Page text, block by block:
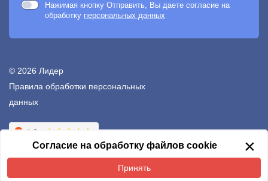
Нажимая кнопку Отправить, Вы даете согласие на
обработку персональных данных
© 2026 Лидер
Правила обработки персональных
данных
×
Согласие на обработку файлов cookie
Принять